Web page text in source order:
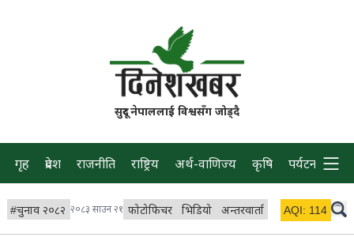
सुदूर नेपाललाई विश्वसँग जोड्दै
गृह प्रदेश राजनीति राष्ट्रिय अर्थ-वाणिज्य कृषि पर्यटन प्रवास
#चुनाव २०८२ २०८३ साउन २१ फोटोफिचर भिडियो अन्तरवार्ता विचार/ब्लग
AQI: 114